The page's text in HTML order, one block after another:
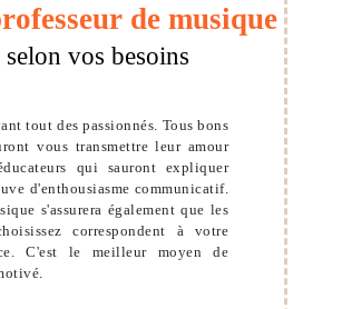
de musique
vos besoins
tout des passionnés. Tous bons
vous transmettre leur amour
qui sauront expliquer
d'enthousiasme communicatif.
s'assurera également que les
correspondent à votre
C'est le meilleur moyen de